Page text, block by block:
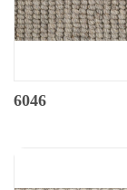
6046